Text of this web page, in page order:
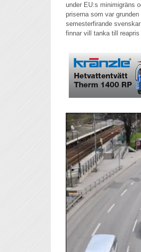
under EU:s minimigräns
priserna som var
semesterfirande
finnar vill tanka till